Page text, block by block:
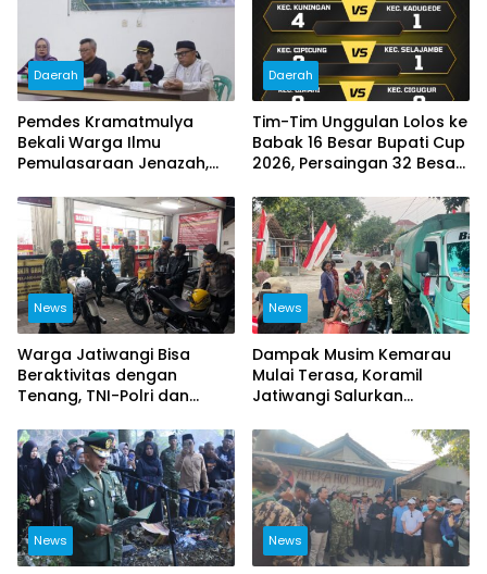
Daerah
Pemdes Kramatmulya
Bekali Warga Ilmu
Pemulasaraan Jenazah,
dan Keagamaan
Daerah
Tim-Tim Unggulan Lolos ke
Babak 16 Besar Bupati Cup
2026, Persaingan 32 Besar
News
Warga Jatiwangi Bisa
Beraktivitas dengan
Tenang, TNI-Polri dan
Patroli
News
Dampak Musim Kemarau
Mulai Terasa, Koramil
Jatiwangi Salurkan
Warga Desa Loji
News News